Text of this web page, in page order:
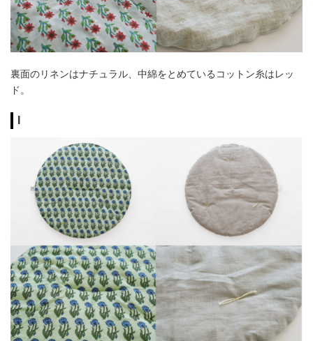
裏面のリネンはナチュラル、中綿をとめているコットン糸はレッ
ド。